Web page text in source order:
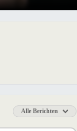
Alle Berichten